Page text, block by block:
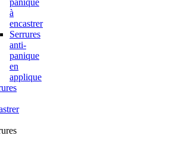
à
encastrer
Serrures
anti-
panique
en
applique